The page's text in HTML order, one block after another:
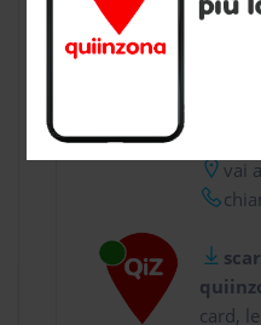
CONTATTI
vai
card,